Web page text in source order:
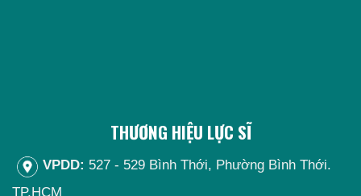
THƯƠNG HIỆU LỰC SĨ
VPDD: 527 - 529 Bình Thới, Phường Bình Thới.
TP.HCM